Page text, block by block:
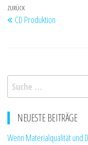
Beitrags-
Navigation
Vorheriger
Beitrag
ZURÜCK
CD Produktion
Suche
nach:
NEUESTE BEITRÄGE
Wenn Materialqualität und